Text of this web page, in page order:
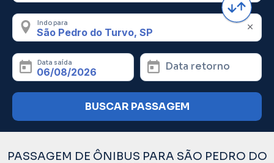
Indo para
Data saída Data retorno
BUSCAR PASSAGEM
PASSAGEM DE ÔNIBUS PARA SÃO PEDRO DO